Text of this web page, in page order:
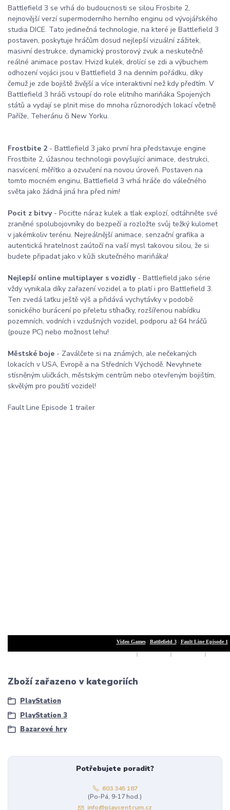
Battlefield 3 se vrhá do budoucnosti se silou Frosbite 2,
nejnovější verzí supermoderního herního enginu od vývojářského
studia DICE. Tato jedinečná technologie, na které je Battlefield 3
postaven, poskytuje hráčům dosud nejlepší vizuální zážitek,
masivní destrukce, dynamický prostorový zvuk a neskutečně
reálné animace postav. Hvizd kulek, drolící se zdi a výbuchem
odhození vojáci jsou v Battlefield 3 na denním pořádku, díky
čemuž je zde bojiště živější a více interaktivní než kdy předtím. V
Battlefield 3 hráči vstoupí do role elitního mariňáka Spojených
států a vydají se plnit mise do mnoha různorodých lokací včetně
Paříže, Teheránu či New Yorku.
Frostbite 2 - Battlefield 3 jako první hra představuje engine
Frostbite 2, úžasnou technologii povyšující animace, destrukci,
nasvícení, měřítko a ozvučení na novou úroveň. Postaven na
tomto mocném enginu, Battlefield 3 vrhá hráče do válečného
světa jako žádná jiná hra před ním!
Pocit z bitvy- Pociťte náraz kulek a tlak explozí, odtáhněte své
zraněné spolubojovníky do bezpečí a rozložte svůj težký kulomet
v jakémkoliv terénu. Nejreálnější animace, senzační grafika a
autentická hratelnost zaútočí na vaší mysl takovou silou, že si
budete připadat jako v kůži skutečného mariňáka!
Nejlepší online multiplayer s vozidly- Battlefield jako série
vždy vynikala díky zařazení vozidel a to platí i pro Battlefield 3.
Ten zvedá laťku ještě výš a přidává vychytávky v podobě
sonického burácení po přeletu stíhačky, rozšířenou nabídku
pozemních, vodních i vzdušných vozidel, podporu až 64 hráčů
(pouze PC) nebo možnost lehu!
Městské boje - Zaválčete si na známých, ale nečekaných
lokacích v USA, Evropě a na Středních Východě. Nevyhnete
stísněným uličkách, městským centrům nebo otevřeným bojištím,
skvělým pro použití vozidel!
Fault Line Episode 1 trailer
Video Games| Battlefield 3| Fault Line Episode 1
| | |
Zboží zařazeno v kategoriích
PlayStation
PlayStation 3
Bazarové hry
Potřebujete poradit?
603 345 187
(Po-Pá, 9-17 hod.)
info@playcentrum.cz